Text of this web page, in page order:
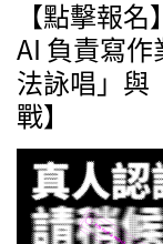
【點擊報
AI 負責寫
法詠唱」與
戰】